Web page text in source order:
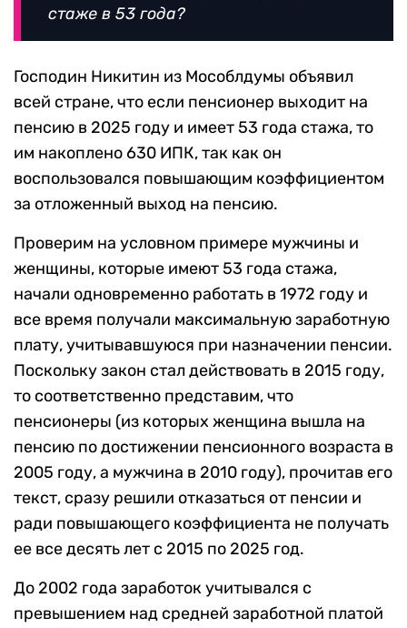
стаже в 53 года?
Господин Никитин из Мособлдумы объявил
всей стране, что если пенсионер выходит на
пенсию в 2025 году и имеет 53 года стажа, то
им накоплено 630 ИПК, так как он
воспользовался повышающим коэффициентом
за отложенный выход на пенсию.
Проверим на условном примере мужчины и
женщины, которые имеют 53 года стажа,
начали одновременно работать в 1972 году и
все время получали максимальную заработную
плату, учитывавшуюся при назначении пенсии.
Поскольку закон стал действовать в 2015 году,
то соответственно представим, что
пенсионеры (из которых женщина вышла на
пенсию по достижении пенсионного возраста в
2005 году, а мужчина в 2010 году), прочитав его
текст, сразу решили отказаться от пенсии и
ради повышающего коэффициента не получать
ее все десять лет с 2015 по 2025 год.
До 2002 года заработок учитывался с
превышением над средней заработной платой